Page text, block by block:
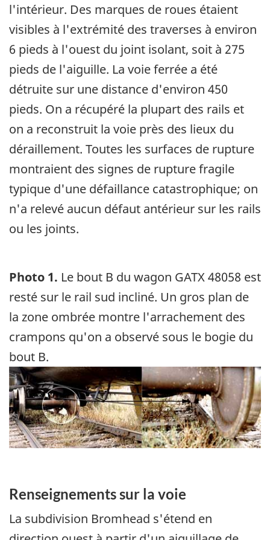
l'intérieur. Des marques de roues étaient
visibles à l'extrémité des traverses à environ
6 pieds à l'ouest du joint isolant, soit à 275
pieds de l'aiguille. La voie ferrée a été
détruite sur une distance d'environ 450
pieds. On a récupéré la plupart des rails et
on a reconstruit la voie près des lieux du
déraillement. Toutes les surfaces de rupture
montraient des signes de rupture fragile
typique d'une défaillance catastrophique; on
n'a relevé aucun défaut antérieur sur les rails
ou les joints.
Photo 1. Le bout B du wagon GATX 48058 est
resté sur le rail sud incliné. Un gros plan de
la zone ombrée montre l'arrachement des
crampons qu'on a observé sous le bogie du
bout B.
Image
Renseignements sur la voie
La subdivision Bromhead s'étend en